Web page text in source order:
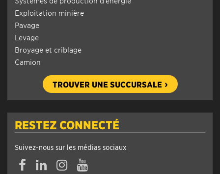
Exploitation minière
Pavage
Levage
Broyage et criblage
Camion
TROUVER UNE SUCCURSALE
RESTEZ CONNECTÉ
Suivez-nous sur les médias sociaux